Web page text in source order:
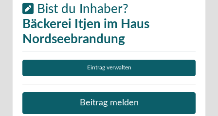
Bist du Inhaber?
Bäckerei Itjen im Haus
Nordseebrandung
Eintrag verwalten
Beitrag melden